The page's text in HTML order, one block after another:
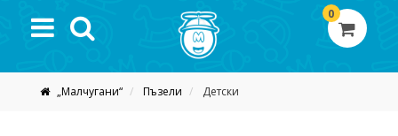
0
„Малчугани“ Пъзели Детски